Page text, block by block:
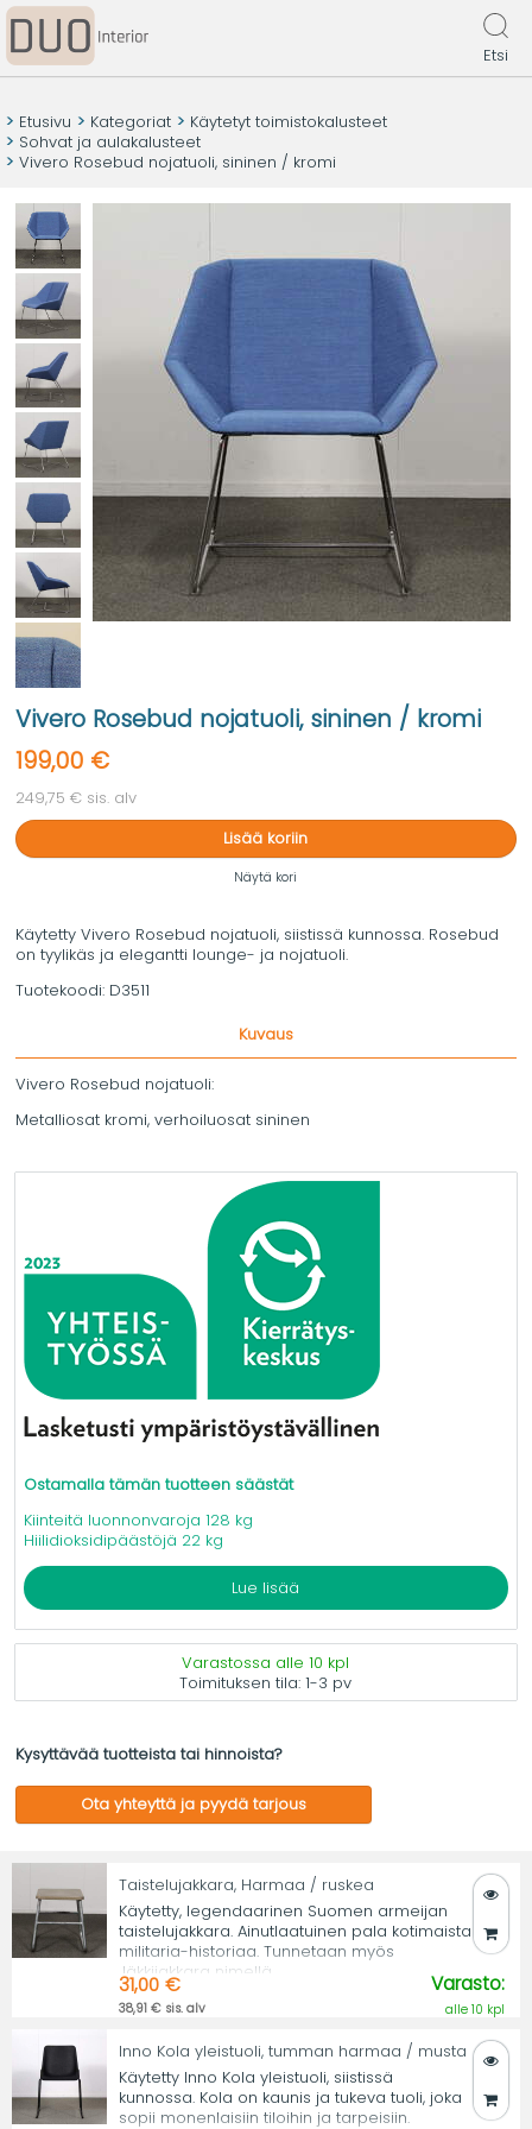
Etsi
Etusivu Kategoriat
Käytetyt toimistokalusteet
Sohvat ja aulakalusteet
Vivero Rosebud nojatuoli, sininen / kromi
Vivero Rosebud nojatuoli, sininen / kromi
199,00 €
249,75 € sis. alv
Lisää koriin
Näytä kori
Käytetty Vivero Rosebud nojatuoli, siistissä kunnossa. Rosebud
on tyylikäs ja elegantti lounge- ja nojatuoli.
Tuotekoodi: D3511
Kuvaus
Vivero Rosebud nojatuoli:
Metalliosat kromi, verhoiluosat sininen
Ostamalla tämän tuotteen säästät
Kiinteitä luonnonvaroja 128 kg
Hiilidioksidipäästöjä 22 kg
Lue lisää
Varastossa alle 10 kpl
Toimituksen tila:1-3 pv
Kysyttävää tuotteista tai hinnoista?
Ota yhteyttä ja pyydä tarjous
Taistelujakkara, Harmaa / ruskea
Käytetty, legendaarinen Suomen armeijan
taistelujakkara. Ainutlaatuinen pala kotimaista
militaria-historiaa. Tunnetaan myös
Jäkkijakkara nimellä.
31,00 €
38,91 € sis. alv
Varasto:
alle 10 kpl
Inno Kola yleistuoli, tumman harmaa / musta
Käytetty Inno Kola yleistuoli, siistissä
kunnossa. Kola on kaunis ja tukeva tuoli, joka
sopii monenlaisiin tiloihin ja tarpeisiin.